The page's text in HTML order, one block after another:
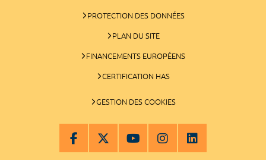
PROTECTION DES DONNÉES
PLAN DU SITE
FINANCEMENTS EUROPÉENS
CERTIFICATION HAS
GESTION DES COOKIES